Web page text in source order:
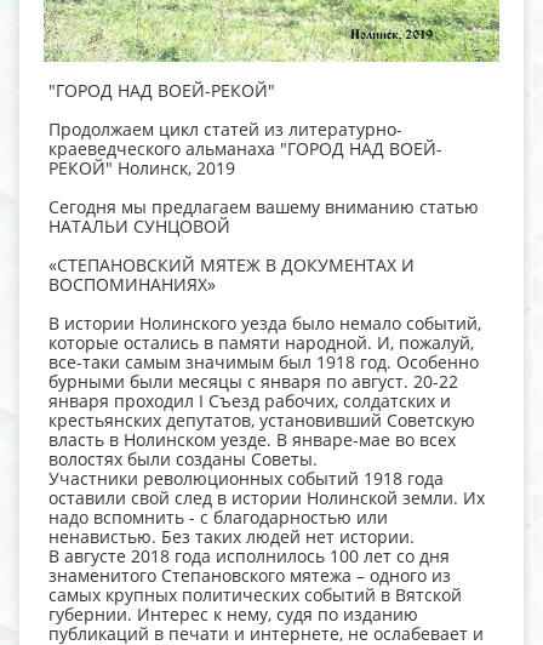
"ГОРОД НАД ВОЕЙ-РЕКОЙ"
Продолжаем цикл статей из литературно-
краеведческого альманаха "ГОРОД НАД ВОЕЙ-
РЕКОЙ" Нолинск, 2019
Сегодня мы предлагаем вашему вниманию статью
НАТАЛЬИ СУНЦОВОЙ
«СТЕПАНОВСКИЙ МЯТЕЖ В ДОКУМЕНТАХ И
ВОСПОМИНАНИЯХ»
В истории Нолинского уезда было немало событий,
которые остались в памяти народной. И, пожалуй,
все-таки самым значимым был 1918 год. Особенно
бурными были месяцы с января по август. 20-22
января проходил I Съезд рабочих, солдатских и
крестьянских депутатов, установивший Советскую
власть в Нолинском уезде. В январе-мае во всех
волостях были созданы Советы.
Участники революционных событий 1918 года
оставили свой след в истории Нолинской земли. Их
надо вспомнить - с благодарностью или
ненавистью. Без таких людей нет истории.
В августе 2018 года исполнилось 100 лет со дня
знаменитого Степановского мятежа – одного из
самых крупных политических событий в Вятской
губернии. Интерес к нему, судя по изданию
публикаций в печати и интернете, не ослабевает и